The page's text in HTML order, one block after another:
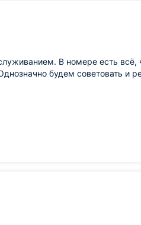
В номере есть всё,
будем советовать и